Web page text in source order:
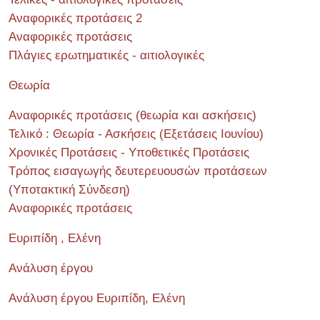
Αναφορικές προτάσεις 2
Αναφορικές προτάσεις
Πλάγιες ερωτηματικές - αιτιολογικές
Θεωρία
Αναφορικές προτάσεις (θεωρία και ασκήσεις)
Τελικό : Θεωρία - Ασκήσεις (Εξετάσεις Ιουνίου)
Χρονικές Προτάσεις - Υποθετικές Προτάσεις
Τρόπος εισαγωγής δευτερευουσών προτάσεων
(Υποτακτική Σύνδεση)
Αναφορικές προτάσεις
Ευριπίδη , Ελένη
Ανάλυση έργου
Ανάλυση έργου Ευριπίδη, Ελένη